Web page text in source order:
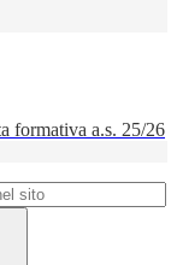
formativa a.s. 25/26